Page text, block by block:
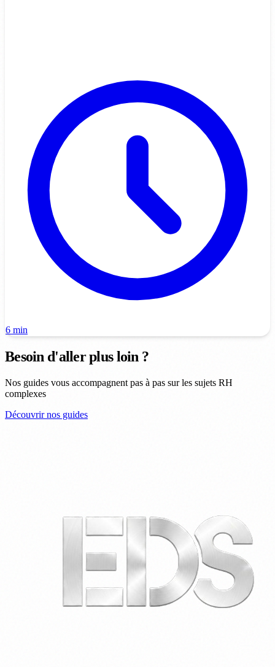
6 min
Besoin d'aller plus loin ?
Nos guides vous accompagnent pas à pas sur les sujets RH
complexes
Découvrir nos guides